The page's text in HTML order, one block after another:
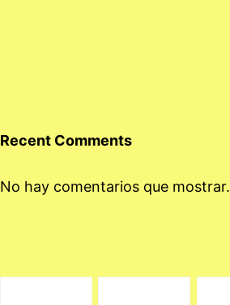
Recent Comments
No hay comentarios que mostrar.